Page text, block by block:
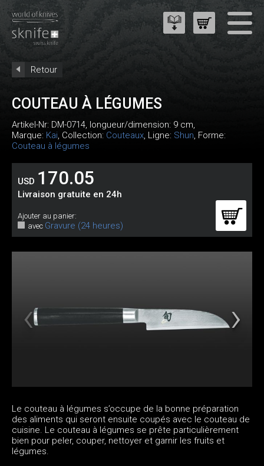
Retour
COUTEAU À LÉGUMES
Artikel-Nr: DM-0714, longueur/dimension: 9 cm,
Marque: Kai, Collection: Couteaux, Ligne: Shun, Forme:
Couteau à légumes
USD 170.05
Livraison gratuite en 24h
Ajouter au panier:
avec Gravure (24 heures)
Le couteau à légumes s’occupe de la bonne préparation
des aliments qui seront ensuite coupés avec le couteau de
cuisine. Le couteau à légumes se prête particulièrement
bien pour peler, couper, nettoyer et garnir les fruits et
légumes.